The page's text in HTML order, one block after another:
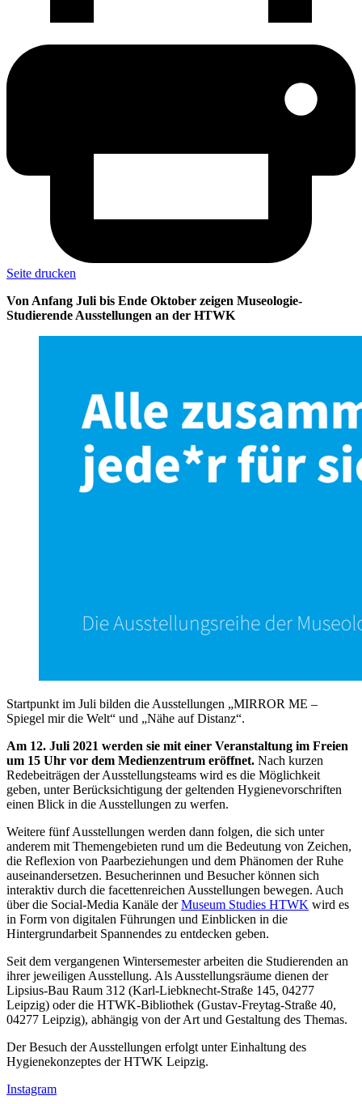
Seite drucken
Von Anfang Juli bis Ende Oktober zeigen Museologie-
Studierende Ausstellungen an der HTWK
Startpunkt im Juli bilden die Ausstellungen „MIRROR ME –
Spiegel mir die Welt“ und „Nähe auf Distanz“.
Am 12. Juli 2021 werden sie mit einer Veranstaltung im Freien
um 15 Uhr vor dem Medienzentrum eröffnet. Nach kurzen
Redebeiträgen der Ausstellungsteams wird es die Möglichkeit
geben, unter Berücksichtigung der geltenden Hygienevorschriften
einen Blick in die Ausstellungen zu werfen.
Weitere fünf Ausstellungen werden dann folgen, die sich unter
anderem mit Themengebieten rund um die Bedeutung von Zeichen,
die Reflexion von Paarbeziehungen und dem Phänomen der Ruhe
auseinandersetzen. Besucherinnen und Besucher können sich
interaktiv durch die facettenreichen Ausstellungen bewegen. Auch
über die Social-Media Kanäle derMuseum Studies HTWK wird es
in Form von digitalen Führungen und Einblicken in die
Hintergrundarbeit Spannendes zu entdecken geben.
Seit dem vergangenen Wintersemester arbeiten die Studierenden an
ihrer jeweiligen Ausstellung. Als Ausstellungsräume dienen der
Lipsius-Bau Raum 312 (Karl-Liebknecht-Straße 145, 04277
Leipzig) oder die HTWK-Bibliothek (Gustav-Freytag-Straße 40,
04277 Leipzig), abhängig von der Art und Gestaltung des Themas.
Der Besuch der Ausstellungen erfolgt unter Einhaltung des
Hygienekonzeptes der HTWK Leipzig.
Instagram